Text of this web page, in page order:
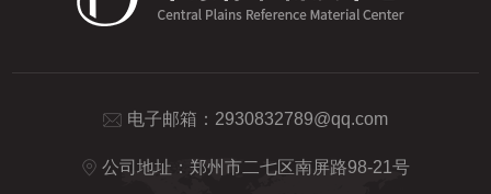
电子邮箱： 2930832789@qq.com
公司地址：郑州市二七区南屏路98-21号